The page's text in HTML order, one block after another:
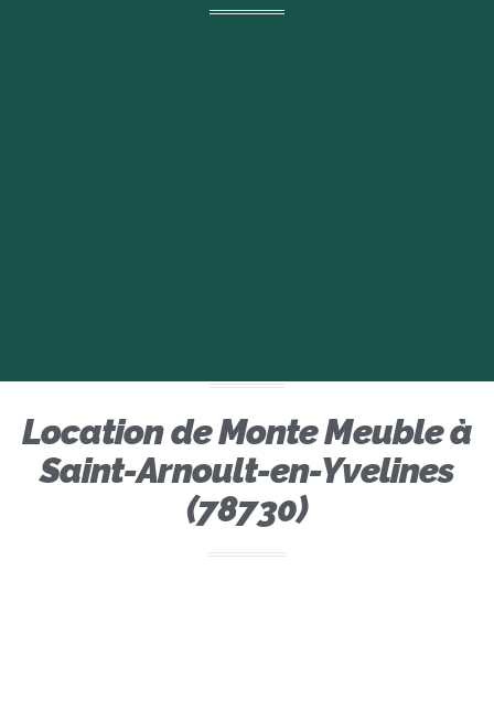
Location de Monte Meuble à
Saint-Arnoult-en-Yvelines
(78730)